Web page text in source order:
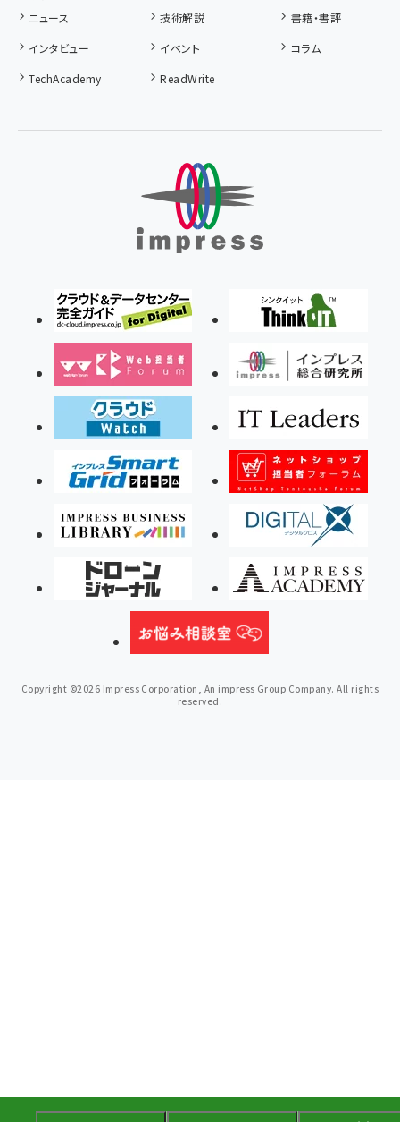
ニュース 技術解説
書籍・書評
インタビュー
イベント
コラム
TechAcademy
ReadWrite
Copyright ©2026 Impress Corporation, An impress Group Company. All rights
reserved.